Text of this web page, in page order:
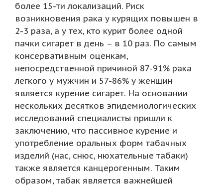
более 15-ти локализаций. Риск
возникновения рака у курящих повышен в
2-3 раза, а у тех, кто курит более одной
пачки сигарет в день – в 10 раз. По самым
консервативным оценкам,
непосредственной причиной 87-91% рака
легкого у мужчин и 57-86% у женщин
является курение сигарет. На основании
нескольких десятков эпидемиологических
исследований специалисты пришли к
заключению, что пассивное курение и
употребление оральных форм табачных
изделий (нас, снюс, нюхательные табаки)
также является канцерогенным. Таким
образом, табак является важнейшей